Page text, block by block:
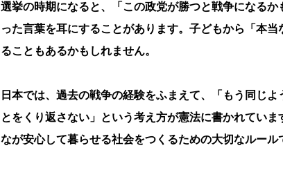
選挙の時期になると、「この政党が勝つと戦争になるか
った言葉を耳にすることがあります。子どもから「本当
ることもあるかもしれません。
日本では、過去の戦争の経験をふまえて、「もう同じよ
とをくり返さない」という考え方が憲法に書かれていま
なが安心して暮らせる社会をつくるための大切なルール